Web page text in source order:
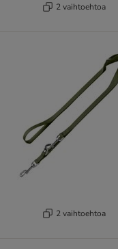
2 vaihtoehtoa
2 vaihtoehtoa